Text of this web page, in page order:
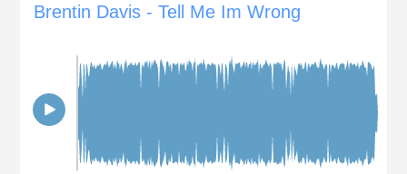
Brentin Davis - Tell Me Im Wrong